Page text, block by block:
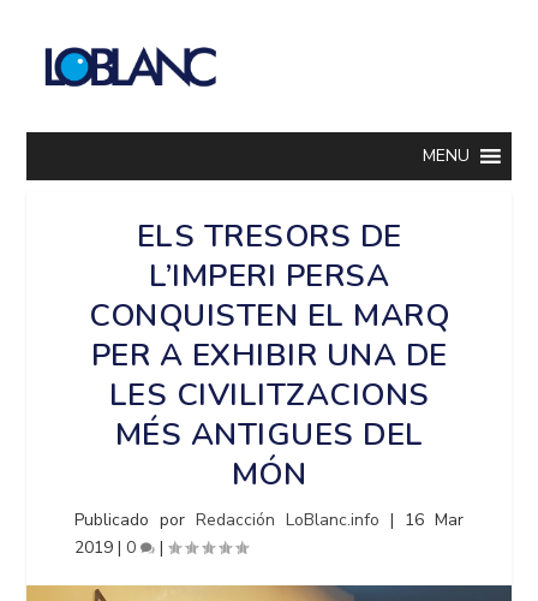
MENU
ELS TRESORS DE
L’IMPERI PERSA
CONQUISTEN EL MARQ
PER A EXHIBIR UNA DE
LES CIVILITZACIONS
MÉS ANTIGUES DEL
MÓN
Publicado porRedacción LoBlanc.info | 16 Mar
2019 |0 |